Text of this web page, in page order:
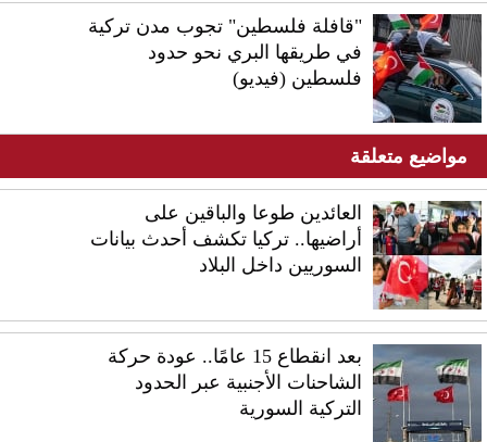
"قافلة فلسطين" تجوب مدن تركية
في طريقها البري نحو حدود
فلسطين (فيديو)
مواضيع متعلقة
العائدين طوعا والباقين على
أراضيها.. تركيا تكشف أحدث بيانات
السوريين داخل البلاد
بعد انقطاع 15 عامًا.. عودة حركة
الشاحنات الأجنبية عبر الحدود
التركية السورية